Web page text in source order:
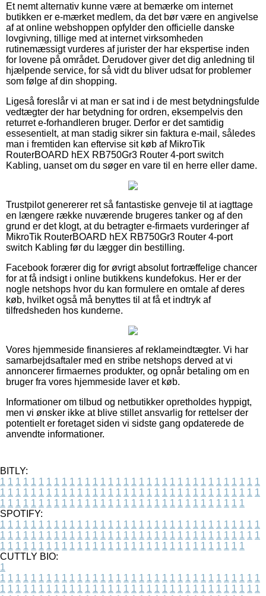
Et nemt alternativ kunne være at bemærke om internet
butikken er e-mærket medlem, da det bør være en angivelse
af at online webshoppen opfylder den officielle danske
lovgivning, tillige med at internet virksomheden
rutinemæssigt vurderes af jurister der har ekspertise inden
for lovene på området. Derudover giver det dig anledning til
hjælpende service, for så vidt du bliver udsat for problemer
som følge af din shopping.
Ligeså foreslår vi at man er sat ind i de mest betydningsfulde
vedtægter der har betydning for ordren, eksempelvis den
returret e-forhandleren bruger. Derfor er det samtidig
essesentielt, at man stadig sikrer sin faktura e-mail, således
man i fremtiden kan eftervise sit køb af MikroTik
RouterBOARD hEX RB750Gr3 Router 4-port switch
Kabling, uanset om du søger en vare til en herre eller dame.
Trustpilot genererer ret så fantastiske genveje til at iagttage
en længere række nuværende brugeres tanker og af den
grund er det klogt, at du betragter e-firmaets vurderinger af
MikroTik RouterBOARD hEX RB750Gr3 Router 4-port
switch Kabling før du lægger din bestilling.
Facebook forærer dig for øvrigt absolut fortræffelige chancer
for at få indsigt i online butikkens kundefokus. Her er der
nogle netshops hvor du kan formulere en omtale af deres
køb, hvilket også må benyttes til at få et indtryk af
tilfredsheden hos kunderne.
Vores hjemmeside finansieres af reklameindtægter. Vi har
samarbejdsaftaler med en stribe netshops derved at vi
annoncerer firmaernes produkter, og opnår betaling om en
bruger fra vores hjemmeside laver et køb.
Informationer om tilbud og netbutikker opretholdes hyppigt,
men vi ønsker ikke at blive stillet ansvarlig for rettelser der
potentielt er foretaget siden vi sidste gang opdaterede de
anvendte informationer.
BITLY:
1 1 1 1 1 1 1 1 1 1 1 1 1 1 1 1 1 1 1 1 1 1 1 1 1 1 1 1 1 1 1 1 1 1
1 1 1 1 1 1 1 1 1 1 1 1 1 1 1 1 1 1 1 1 1 1 1 1 1 1 1 1 1 1 1 1 1 1
1 1 1 1 1 1 1 1 1 1 1 1 1 1 1 1 1 1 1 1 1 1 1 1 1 1 1 1 1 1 1 1
SPOTIFY:
1 1 1 1 1 1 1 1 1 1 1 1 1 1 1 1 1 1 1 1 1 1 1 1 1 1 1 1 1 1 1 1 1 1
1 1 1 1 1 1 1 1 1 1 1 1 1 1 1 1 1 1 1 1 1 1 1 1 1 1 1 1 1 1 1 1 1 1
1 1 1 1 1 1 1 1 1 1 1 1 1 1 1 1 1 1 1 1 1 1 1 1 1 1 1 1 1 1 1 1
CUTTLY BIO:
1
1 1 1 1 1 1 1 1 1 1 1 1 1 1 1 1 1 1 1 1 1 1 1 1 1 1 1 1 1 1 1 1 1 1
1 1 1 1 1 1 1 1 1 1 1 1 1 1 1 1 1 1 1 1 1 1 1 1 1 1 1 1 1 1 1 1 1 1